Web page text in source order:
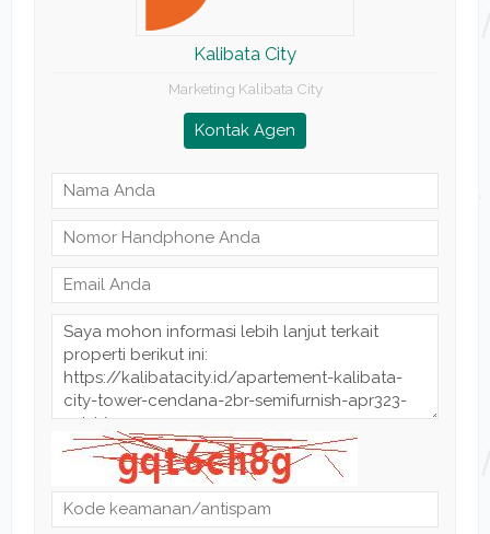
Kalibata City
Marketing Kalibata City
Kontak Agen